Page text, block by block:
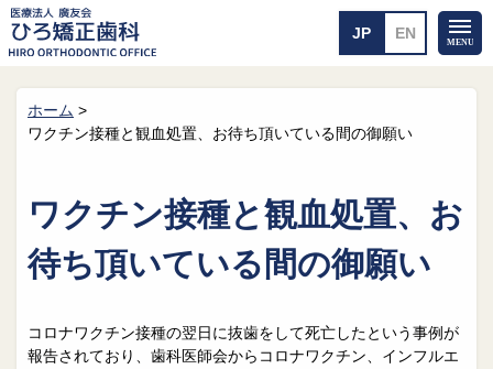
ホーム
院内探検
アクセス・案内
治療の流れ
装置の見えない矯正
一般的な矯正
治療例
矯正治療のリスク よくあるご質問
ホーム >
ワクチン接種と観血処置、お待ち頂いている間の御願い
ワクチン接種と観血処置、お
待ち頂いている間の御願い
コロナワクチン接種の翌日に抜歯をして死亡したという事例が
報告されており、歯科医師会からコロナワクチン、インフルエ